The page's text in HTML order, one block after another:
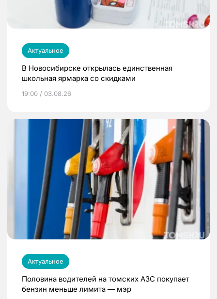
Актуальное
В Новосибирске открылась единственная
школьная ярмарка со скидками
19:00 / 03.08.26
Актуальное
Половина водителей на томских АЗС покупает
бензин меньше лимита — мэр